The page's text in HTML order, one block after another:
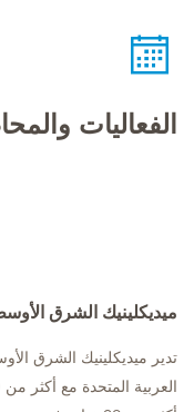
الفعاليات
ميديكلينيك الشرق
تدير ميديكلينيك الشرق